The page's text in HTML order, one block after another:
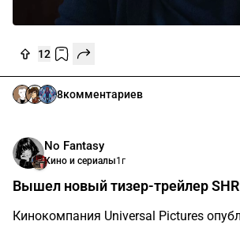
12
8комментариев
No Fantasy
Кино и сериалы1г
Вышел новый тизер-трейлер
Кинокомпания Universal Pictures